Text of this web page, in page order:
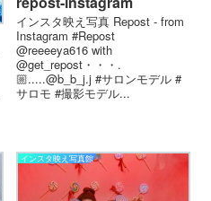
インスタ映え写真 Repost - from
Instagram #Repost
@reeeeya616 with
@get_repost・・・.
🏼.....@b_b_j.j #サロンモデル #
サロモ #撮影モデル...
インスタ映え写真館